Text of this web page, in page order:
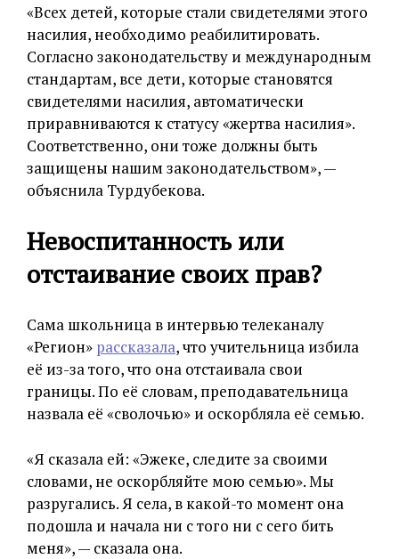
«Всех детей, которые стали свидетелями этого
насилия, необходимо реабилитировать.
Согласно законодательству и международным
стандартам, все дети, которые становятся
свидетелями насилия, автоматически
приравниваются к статусу «жертва насилия».
Соответственно, они тоже должны быть
защищены нашим законодательством», —
объяснила Турдубекова.
Невоспитанность или
отстаивание своих прав?
Сама школьница в интервью телеканалу
«Регион» рассказала, что учительница избила
её из-за того, что она отстаивала свои
границы. По её словам, преподавательница
назвала её «сволочью» и оскорбляла её семью.
«Я сказала ей: «Эжеке, следите за своими
словами, не оскорбляйте мою семью». Мы
разругались. Я села, в какой-то момент она
подошла и начала ни с того ни с сего бить
меня», — сказала она.